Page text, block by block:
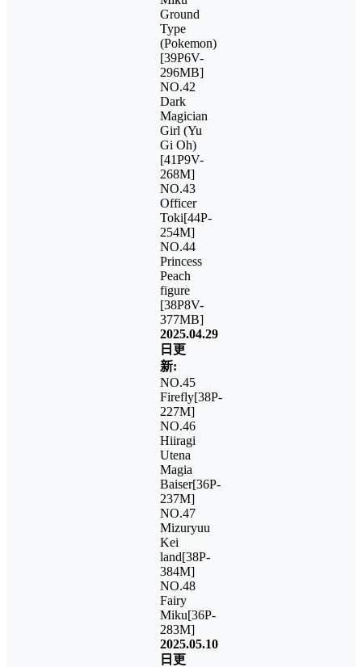
Ground
Type
(Pokemon)
[39P6V-
296MB]
NO.42
Dark
Magician
Girl (Yu
Gi Oh)
[41P9V-
268M]
NO.43
Officer
Toki[44P-
254M]
NO.44
Princess
Peach
figure
[38P8V-
377MB]
2025.04.29
日更
新:
NO.45
Firefly[38P-
227M]
NO.46
Hiiragi
Utena
Magia
Baiser[36P-
237M]
NO.47
Mizuryuu
Kei
land[38P-
384M]
NO.48
Fairy
Miku[36P-
283M]
2025.05.10
日更